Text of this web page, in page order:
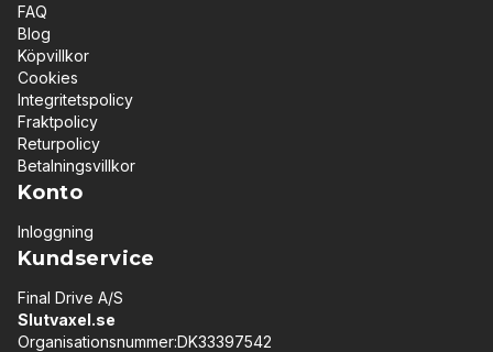
FAQ
Blog
Köpvillkor
Cookies
Integritetspolicy
Fraktpolicy
Returpolicy
Betalningsvillkor
Konto
Inloggning
Kundservice
Final Drive A/S
Slutvaxel.se
Organisationsnummer:DK33397542